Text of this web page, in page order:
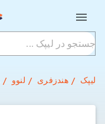
لیپک هندزفری لنوو